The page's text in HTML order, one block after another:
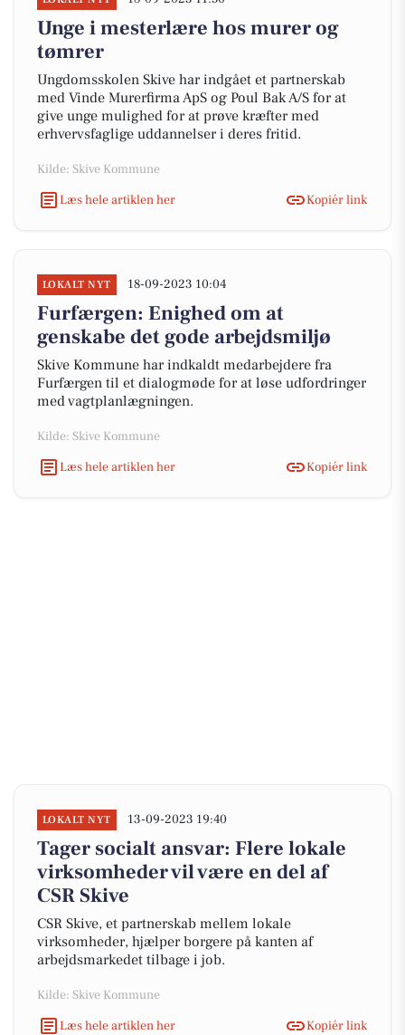
Unge i mesterlære hos murer og
tømrer
Ungdomsskolen Skive har indgået et partnerskab
med Vinde Murerfirma ApS og Poul Bak A/S for at
give unge mulighed for at prøve kræfter med
erhvervsfaglige uddannelser i deres fritid.
Kilde: Skive Kommune
Læs hele artiklen her
Kopiér link
LOKALT NYT 18-09-2023 10:04
Furfærgen: Enighed om at
genskabe det gode arbejdsmiljø
Skive Kommune har indkaldt medarbejdere fra
Furfærgen til et dialogmøde for at løse udfordringer
med vagtplanlægningen.
Kilde: Skive Kommune
Læs hele artiklen her
Kopiér link
LOKALT NYT 13-09-2023 19:40
Tager socialt ansvar: Flere lokale
virksomheder vil være en del af
CSR Skive
CSR Skive, et partnerskab mellem lokale
virksomheder, hjælper borgere på kanten af
arbejdsmarkedet tilbage i job.
Kilde: Skive Kommune
Læs hele artiklen her
Kopiér link